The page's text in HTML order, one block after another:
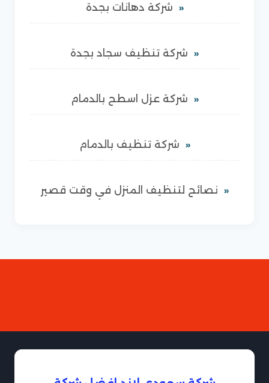
شركة دهانات بجدة
شركة تنظيف سجاد بجدة
شركة عزل اسطح بالدمام
شركة تنظيف بالدمام
نصائح لتنظيف المنزل في وقت قصير